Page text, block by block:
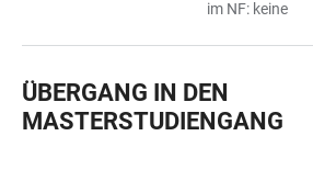
im NF: keine
ÜBERGANG IN DEN
MASTERSTUDIENGANG